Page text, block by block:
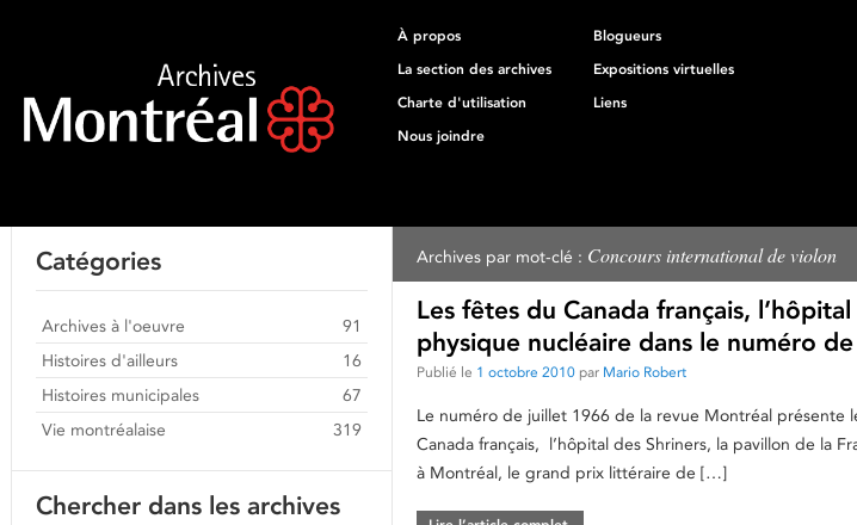
À propos
Blogueurs
La section des archives
Expositions virtuelles
Charte d'utilisation
Liens
Nous joindre
Archives par mot-clé : Concours international de violon
Les fêtes du Canada français,
physique nucléaire dans le numéro
Publié le 1 octobre 2010 par Mario Robert
Le numéro de juillet 1966 de la revue Montréal présente
Canada français, l’hôpital des Shriners, la pavillon de la
à Montréal, le grand prix littéraire de […]
Catégories
Archives à l'oeuvre
91
Histoires d'ailleurs
16
Histoires municipales
67
Vie montréalaise
319
Chercher dans les archives